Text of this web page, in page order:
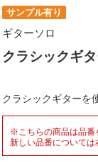
サンプル有り
ギターソロ
クラシックギ
クラシックギターを
※こちらの商品は品番
新しい品番については